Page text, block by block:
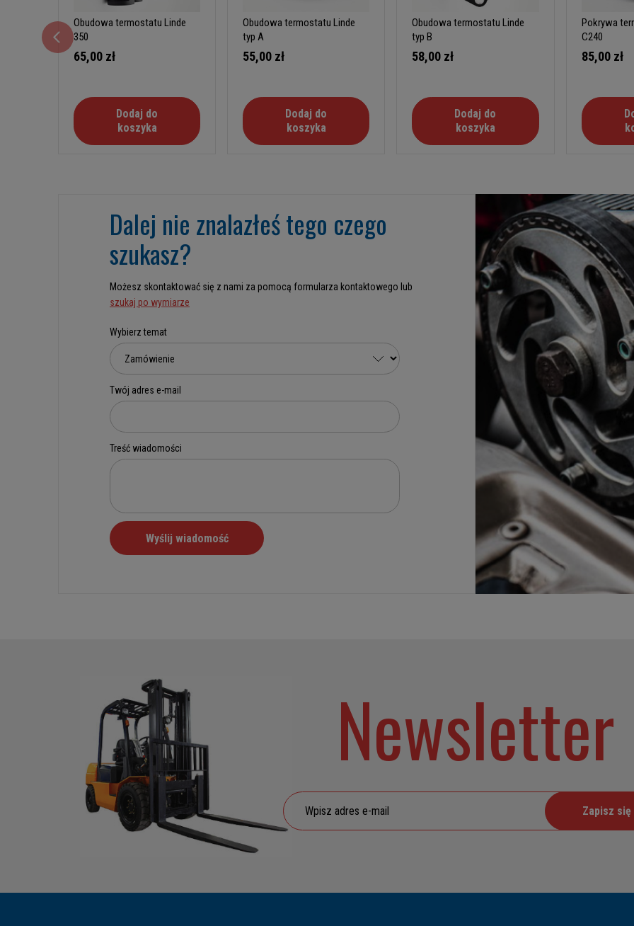
Obudowa termostatu Linde
350
65,00 zł
Dodaj do
koszyka
Obudowa termostatu Linde
typ A
55,00 zł
Dodaj do
koszyka
Obudowa termostatu Linde
typ B
58,00 zł
Dodaj do
koszyka
Pokrywa
C240
85,00 zł
Dalej nie znalazłeś tego czego
szukasz?
Możesz skontaktować się z nami za pomocą formularza kontaktowego lub
szukaj po wymiarze
Newsletter
Zapisz się